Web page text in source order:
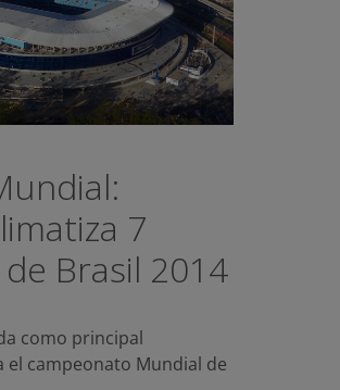
7
Brasil 2014
como principal
el campeonato Mundial de